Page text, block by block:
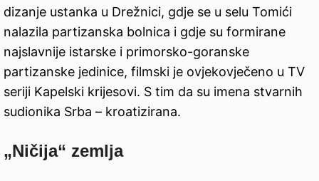
dizanje ustanka u Drežnici, gdje se u selu Tomići
nalazila partizanska bolnica i gdje su formirane
najslavnije istarske i primorsko-goranske
partizanske jedinice, filmski je ovjekovječeno u TV
seriji Kapelski krijesovi. S tim da su imena stvarnih
sudionika Srba – kroatizirana.
„Ničija“ zemlja